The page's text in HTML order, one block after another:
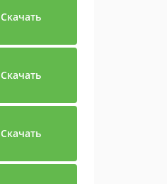
Скачать
Скачать
Скачать